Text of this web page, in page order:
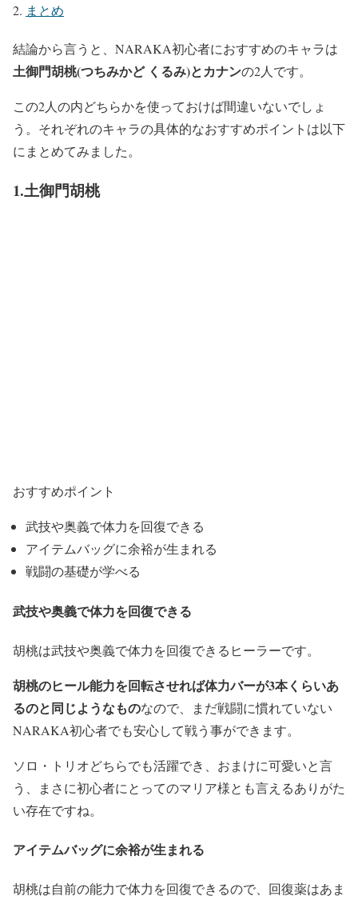
まとめ
結論から言うと、NARAKA初心者におすすめのキャラは
土御門胡桃(つちみかど くるみ)とカナンの2人です。
この2人の内どちらかを使っておけば間違いないでしょ
う。それぞれのキャラの具体的なおすすめポイントは以下
にまとめてみました。
1.土御門胡桃
おすすめポイント
武技や奥義で体力を回復できる
アイテムバッグに余裕が生まれる
戦闘の基礎が学べる
武技や奥義で体力を回復できる
胡桃は武技や奥義で体力を回復できるヒーラーです。
胡桃のヒール能力を回転させれば体力バーが3本くらいあ
るのと同じようなものなので、まだ戦闘に慣れていない
NARAKA初心者でも安心して戦う事ができます。
ソロ・トリオどちらでも活躍でき、おまけに可愛いと言
う、まさに初心者にとってのマリア様とも言えるありがた
い存在ですね。
アイテムバッグに余裕が生まれる
胡桃は自前の能力で体力を回復できるので、回復薬はあま